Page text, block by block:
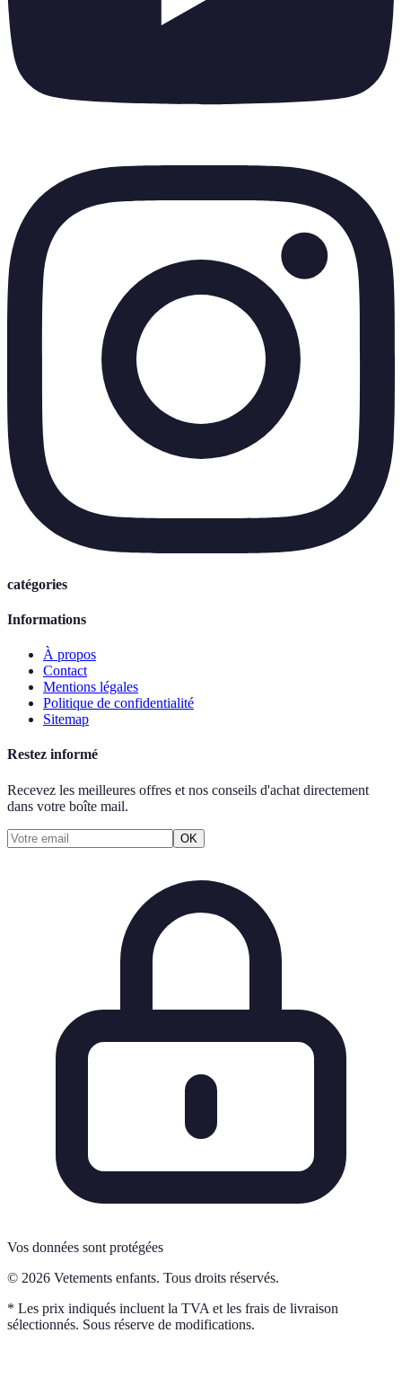
catégories
Informations
À propos
Contact
Mentions légales
Politique de confidentialité
Sitemap
Restez informé
Recevez les meilleures offres et nos conseils d'achat directement
dans votre boîte mail.
OK
Vos données sont protégées
© 2026 Vetements enfants. Tous droits réservés.
* Les prix indiqués incluent la TVA et les frais de livraison
sélectionnés. Sous réserve de modifications.